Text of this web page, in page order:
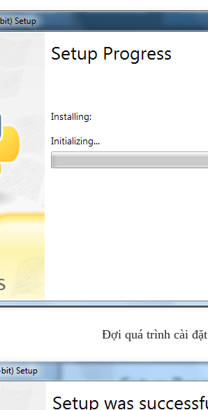
Đợi quá trình cài đặt